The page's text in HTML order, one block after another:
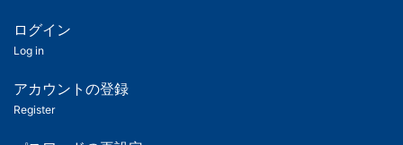
匿
名
ユ
ログイン
Log in
アカウントの登録
Register